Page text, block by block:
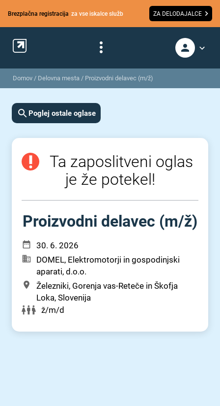
Brezplačna registracija za vse iskalce služb ZA DELODAJALCE
Domov / Delovna mesta / Proizvodni delavec (m/ž)
Poglej ostale oglase
Ta zaposlitveni oglas
je že potekel!
Proizvodni delavec (m⁠/⁠ž)
30. 6. 2026
DOMEL, Elektromotorji in gospodinjski
aparati, d.o.o.
Železniki, Gorenja vas-Reteče in Škofja
Loka, Slovenija
ž/m/d